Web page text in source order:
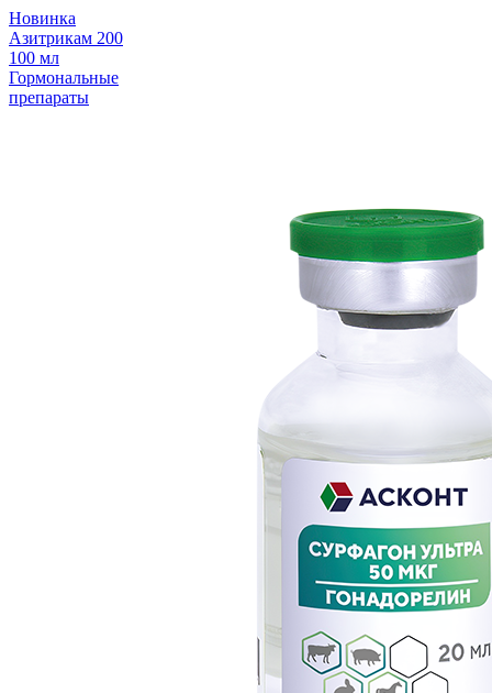
Новинка
Азитрикам 200
100 мл
Гормональные
препараты